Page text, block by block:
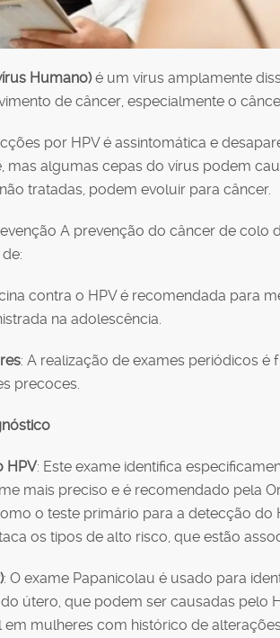
Humano)é um vírus amplamente
de câncer, especialmente o
por HPV é assintomática e
mas algumas cepas do vírus podem
tratadas, podem evoluir para câncer.
A prevenção do câncer de colo
contra o HPV é recomendada para
na adolescência.
: A realização de exames periódicos é
precoces.
HPV: Este exame identifica
mais preciso e é recomendado pela
o teste primário para a detecção do
os tipos de alto risco, que estão
: O exame Papanicolau é usado para
útero, que podem ser causadas pelo
em mulheres com histórico de